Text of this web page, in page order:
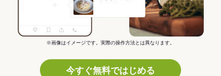
※画像はイメージです。実際の操作方法とは異なります。
今すぐ無料ではじめる